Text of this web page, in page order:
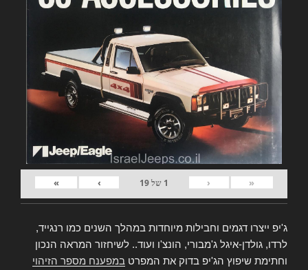
«
‹
1 של19
›
»
ג'יפ ייצרו דגמים וחבילות מיוחדות במהלך השנים כמו רנגייד,
לרדו, גולדן-איגל ג'מבורי, הונצ'ו ועוד.. לשיחזור המראה הנכון
וחתימת שיפוץ הג'יפ בדוק את המפרט במפענח מספר הזיהוי